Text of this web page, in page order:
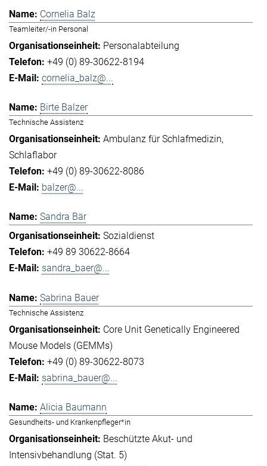
Cornelia Balz
Teamleiter/-in Personal
Personalabteilung
+49 (0) 89-30622-8194
cornelia_balz@...
Birte Balzer
Technische Assistenz
Ambulanz für Schlafmedizin
Schlaflabor
+49 (0) 89-30622-8086
balzer@...
Sandra Bär
Sozialdienst
+49 89 30622-8664
sandra_baer@...
Sabrina Bauer
Technische Assistenz
Core Unit Genetically Engineered
Mouse Models (GEMMs)
+49 (0) 89-30622-8073
sabrina_bauer@...
Alicia Baumann
Gesundheits- und Krankenpfleger*in
Beschützte Akut- und
Intensivbehandlung (Stat. 5)